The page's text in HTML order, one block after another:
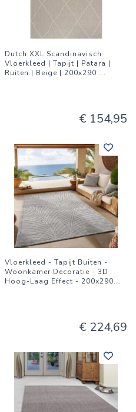
Dutch XXL Scandinavisch
Vloerkleed | Tapijt | Patara |
Ruiten | Beige | 200x290 ...
€ 154,95
Vloerkleed - Tapijt Buiten -
Woonkamer Decoratie - 3D
Hoog-Laag Effect - 200x290...
€ 224,69